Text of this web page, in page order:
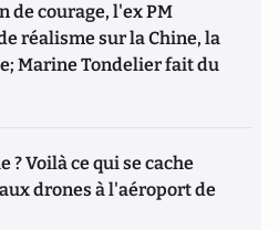
de courage, l'ex PM
réalisme sur la Chine, la
Marine Tondelier fait du
? Voilà ce qui se cache
drones à l'aéroport de